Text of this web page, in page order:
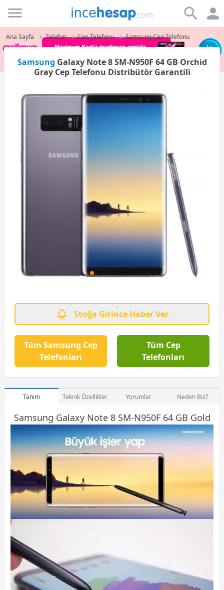
Incehesap
Ana Sayfa Telefon Cep Telefonu Samsung Cep Telefonu
Samsung Galaxy Note 8 SM-N950F 64 GB Orchid
Gray Cep Telefonu Distribütör Garantili
Stoğa Girince Haber Ver
Tüm Samsung Cep
Telefonları
Tüm Cep
Telefonları
Tanım Teknik Özellikler Yorumlar Neden Biz?
Samsung Galaxy Note 8 SM-N950F 64 GB Gold